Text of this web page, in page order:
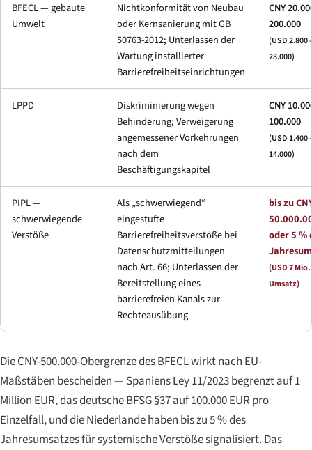
BFECL — gebaute
Umwelt
Nichtkonformität von Neubau
oder Kernsanierung mit GB
50763-2012; Unterlassen der
Wartung installierter
Barrierefreiheitseinrichtungen
CNY
200.000
(USD 2.800
28.000)
LPPD
Diskriminierung wegen
Behinderung; Verweigerung
angemessener Vorkehrungen
nach dem
Beschäftigungskapitel
CNY
100.000
(USD 1.400
14.000)
PIPL —
schwerwiegende
Verstöße
Als „schwerwiegend“
eingestufte
Barrierefreiheitsverstöße bei
Datenschutzmitteilungen
nach Art. 66; Unterlassen der
Bereitstellung eines
barrierefreien Kanals zur
Rechteausübung
bis zu
oder 5 %
(USD 7 Mio.
Umsatz)
Die CNY-500.000-Obergrenze des BFECL wirkt nach EU-
Maßstäben bescheiden — Spaniens Ley 11/2023 begrenzt auf 1
Million EUR, das deutsche BFSG §37 auf 100.000 EUR pro
Einzelfall, und die Niederlande haben bis zu 5 % des
Jahresumsatzes für systemische Verstöße signalisiert. Das